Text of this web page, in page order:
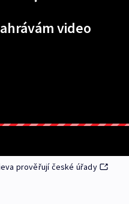
video
prověřují české úřady